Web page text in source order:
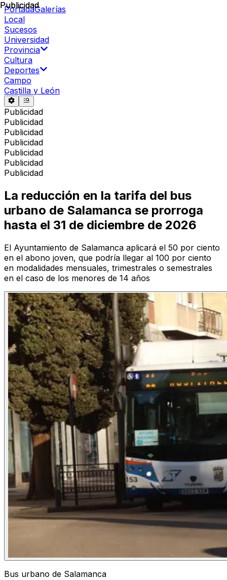
PortadaGalerías
Local
Sucesos
Universidad
Provincia
Cultura
Deportes
Campo
Castilla y León
Publicidad
Publicidad
Publicidad
Publicidad
Publicidad
Publicidad
Publicidad
Publicidad
La reducción en la tarifa del bus
urbano de Salamanca se prorroga
hasta el 31 de diciembre de 2026
El Ayuntamiento de Salamanca aplicará el 50 por ciento
en el abono joven, que podría llegar al 100 por ciento
en modalidades mensuales, trimestrales o semestrales
en el caso de los menores de 14 años
Bus urbano de Salamanca
Publicidad